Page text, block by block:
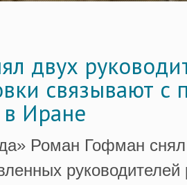
двух
связывают с
Иране
Роман Гофман снял